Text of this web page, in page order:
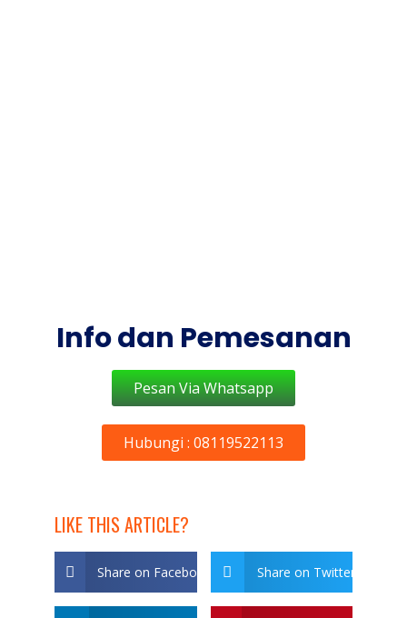
Info dan Pemesanan
Pesan Via Whatsapp
Hubungi : 08119522113
LIKE THIS ARTICLE?
Share on Facebook Share on Twitter